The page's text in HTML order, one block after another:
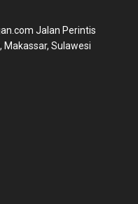
Jalan Perintis
Makassar, Sulawesi